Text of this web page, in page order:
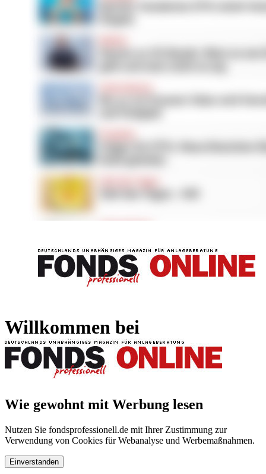
Willkommen bei
Wie gewohnt mit Werbung lesen
Nutzen Sie fondsprofessionell.de mit Ihrer Zustimmung zur
Verwendung von Cookies für Webanalyse und Werbemaßnahmen.
Einverstanden